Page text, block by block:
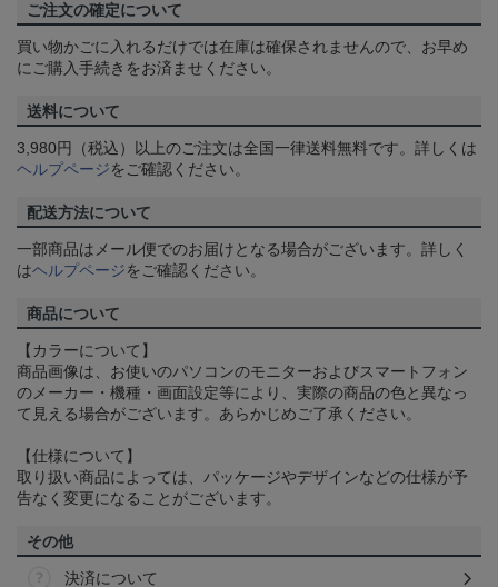
ご注文の確定について
買い物かごに入れるだけでは在庫は確保されませんので、お早め
にご購入手続きをお済ませください。
送料について
3,980円（税込）以上のご注文は全国一律送料無料です。詳しくは
ヘルプページをご確認ください。
配送方法について
一部商品はメール便でのお届けとなる場合がございます。詳しく
はヘルプページをご確認ください。
商品について
【カラーについて】
商品画像は、お使いのパソコンのモニターおよびスマートフォン
のメーカー・機種・画面設定等により、実際の商品の色と異なっ
て見える場合がございます。あらかじめご了承ください。
【仕様について】
取り扱い商品によっては、パッケージやデザインなどの仕様が予
告なく変更になることがございます。
その他
決済について